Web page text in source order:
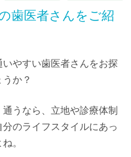
歯医者さんをご紹
いやすい歯医者さんをお探
うか？
通うなら、立地や診療体制
分のライフスタイルにあっ
。